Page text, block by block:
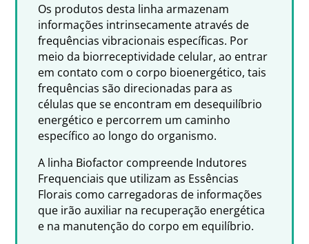
Os produtos desta linha armazenam
informações intrinsecamente através de
frequências vibracionais específicas. Por
meio da biorreceptividade celular, ao entrar
em contato com o corpo bioenergético, tais
frequências são direcionadas para as
células que se encontram em desequilíbrio
energético e percorrem um caminho
específico ao longo do organismo.
A linha Biofactor compreende Indutores
Frequenciais que utilizam as Essências
Florais como carregadoras de informações
que irão auxiliar na recuperação energética
e na manutenção do corpo em equilíbrio.